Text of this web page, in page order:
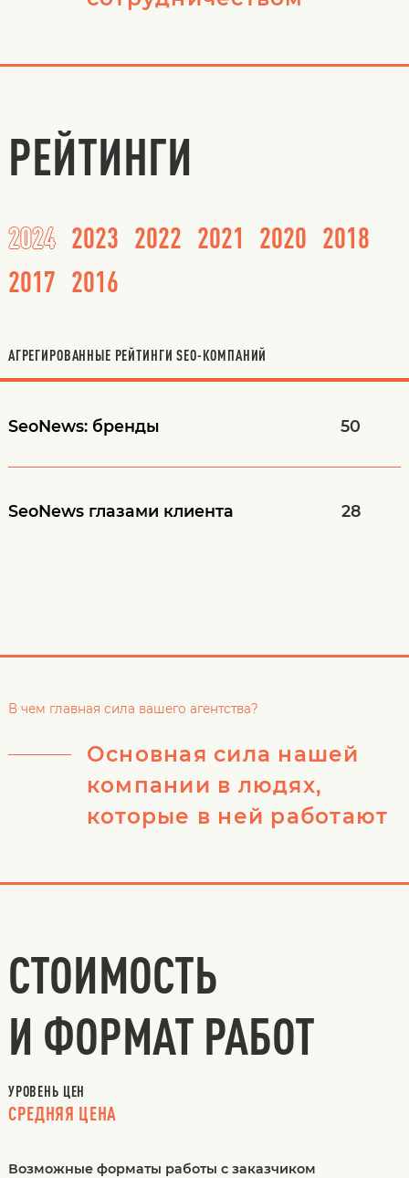
РЕЙТИНГИ
2024 2023 2022 2021 2020 2018
2017 2016
АГРЕГИРОВАННЫЕ РЕЙТИНГИ SEO-КОМПАНИЙ
SeoNews: бренды 50
SeoNews глазами клиента 28
В чем главная сила вашего агентства?
Основная сила нашей
компании в людях,
которые в ней работают
СТОИМОСТЬ
И ФОРМАТ РАБОТ
УРОВЕНЬ ЦЕН
СРЕДНЯЯ ЦЕНА
Возможные форматы работы с заказчиком